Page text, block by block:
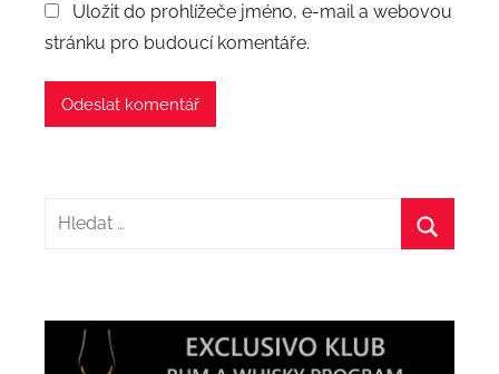
Uložit do prohlížeče jméno, e-mail a webovou
stránku pro budoucí komentáře.
Hledat: